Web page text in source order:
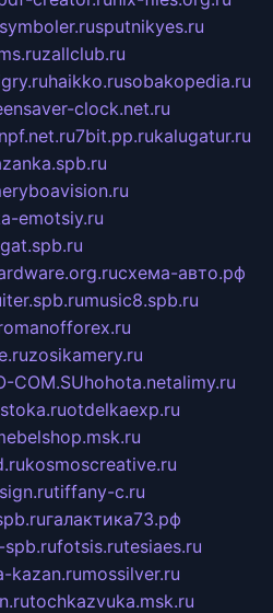
sputnikyes.ru
zallclub.ru
haikko.rusobakopedia.ru
clock.net.ru
npf.net.ru7bit.pp.rukalugatur.ru
emotsiy.ru
схема-авто.рф
music8.spb.ru
zosikamery.ru
COM.SUhohota.netalimy.ru
otdelkaexp.ru
kosmoscreative.ru
tiffany-c.ru
галактика73.рф
fotsis.rutesiaes.ru
kazan.rumossilver.ru
tochkazvuka.msk.ru